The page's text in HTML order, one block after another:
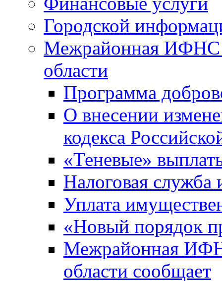
Городской
Межрайонная ИФНС
области
Программа
О внесении
кодекса
«Теневые»
Налоговая служба
Уплата
«Новый порядок
Межрайонная
области сообщает